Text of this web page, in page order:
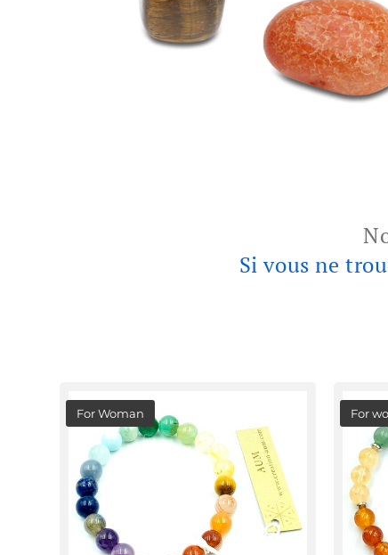
Si vous ne
For Woman For